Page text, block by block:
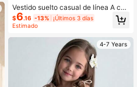
Vestido suelto casual de línea A con
tirantes florales y rayas, sin manga
s, para niñas jóvenes, adecuado par
$6.16 -13% ¡Últimos 3 días
Estimado
4-7 Years